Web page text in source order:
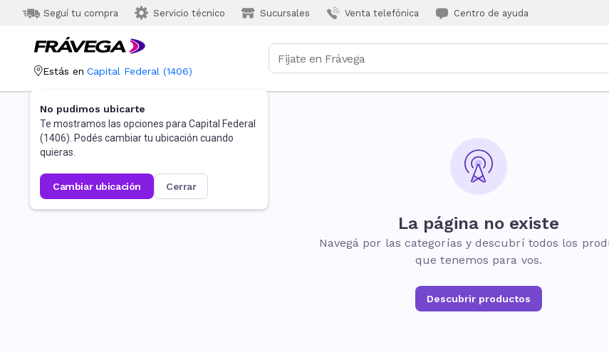
Seguí tu compra Servicio técnico Sucursales Venta telefónica Centro de ayuda
Estás en Capital Federal (1406)
No pudimos ubicarte
Te mostramos las opciones para Capital Federal
(1406). Podés cambiar tu ubicación cuando
quieras.
cambiar ubicación cerrar
La página no existe
Navegá por las categorías y descubrí todos los
que tenemos para vos.
Descubrir productos